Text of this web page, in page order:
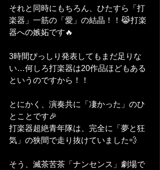
それと同時にもちろん、ひたすら「打
楽器」一筋の「愛」の結晶！！😹打楽
器への嫉妬です🔥
3時間びっしり発表してもまだ足りな
い…何しろ打楽器は20作品ほどもある
というのですから！！
とにかく、演奏共に「凄かった」のひ
とことです🎉
打楽器超絶青年隊は、完全に「夢と狂
気」の狭間で走り抜けていました💨
そう、滅茶苦茶「ナンセンス」劇場で